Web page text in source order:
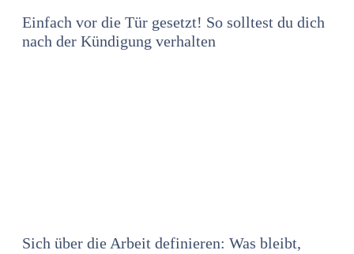
Einfach vor die Tür gesetzt! So solltest du dich
nach der Kündigung verhalten
Sich über die Arbeit definieren: Was bleibt,